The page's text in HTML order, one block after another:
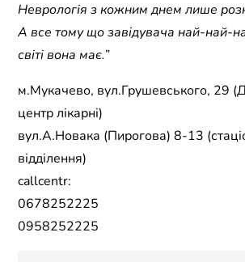
Неврологія з кожним днем лише
А все тому що завідувача най-най-
світі вона має.”
м.Мукачево, вул.Грушевського, 29
центр лікарні)
вул.А.Новака (Пирогова) 8-13
відділення)
callcentr:
0678252225
0958252225